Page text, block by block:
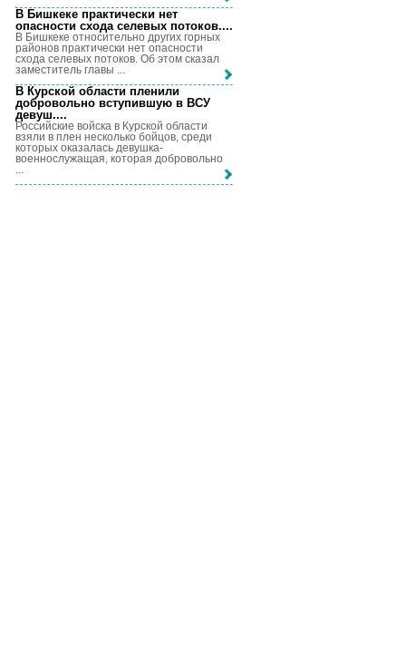
В Бишкеке практически нет
опасности схода селевых потоков....
В Бишкеке относительно других горных
районов практически нет опасности
схода селевых потоков. Об этом сказал
заместитель главы ...
В Курской области пленили
добровольно вступившую в ВСУ
девуш....
Российские войска в Курской области
взяли в плен несколько бойцов, среди
которых оказалась девушка-
военнослужащая, которая добровольно
...